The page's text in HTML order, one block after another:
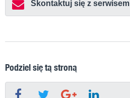
Skontaktuj się z serwisem
Podziel się tą stroną